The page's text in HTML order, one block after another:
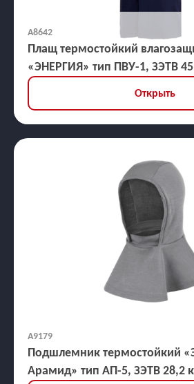
А8642
Плащ термостойкий
«ЭНЕРГИЯ» тип ПВУ-1, ЗЭТВ
Открыть
А9179
Подшлемник термостойкий «Энергия
Арамид» тип АП-5, ЗЭТВ